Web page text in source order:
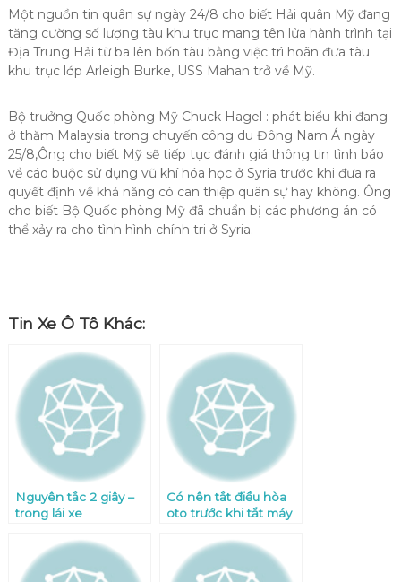
Một nguồn tin quân sự ngày 24/8 cho biết Hải quân Mỹ đang
tăng cường số lượng tàu khu trục mang tên lửa hành trình tại
Địa Trung Hải từ ba lên bốn tàu bằng việc trì hoãn đưa tàu
khu trục lớp Arleigh Burke, USS Mahan trở về Mỹ.
Bộ trưởng Quốc phòng Mỹ Chuck Hagel : phát biểu khi đang
ở thăm Malaysia trong chuyến công du Đông Nam Á ngày
25/8,Ông cho biết Mỹ sẽ tiếp tục đánh giá thông tin tình báo
về cáo buộc sử dụng vũ khí hóa học ở Syria trước khi đưa ra
quyết định về khả năng có can thiệp quân sự hay không. Ông
cho biết Bộ Quốc phòng Mỹ đã chuẩn bị các phương án có
thể xảy ra cho tình hình chính tri ở Syria.
Tin Xe Ô Tô Khác:
Nguyên tắc 2 giây –
trong lái xe
Có nên tắt điều hòa
oto trước khi tắt máy